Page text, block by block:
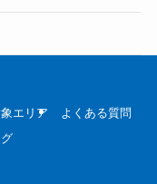
エリア
よくある質問